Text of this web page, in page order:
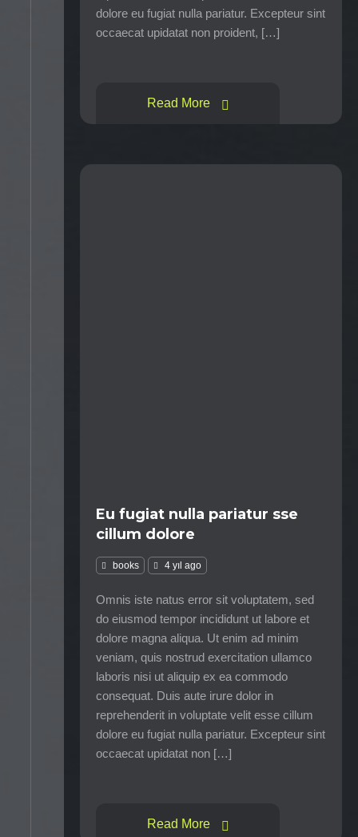
dolore eu fugiat nulla pariatur. Excepteur sint
occaecat upidatat non proident, […]
Read More
Eu fugiat nulla pariatur sse
cillum dolore
books 4 yıl ago
Omnis iste natus error sit voluptatem, sed
do eiusmod tempor incididunt ut labore et
dolore magna aliqua. Ut enim ad minim
veniam, quis nostrud exercitation ullamco
laboris nisi ut aliquip ex ea commodo
consequat. Duis aute irure dolor in
reprehenderit in voluptate velit esse cillum
dolore eu fugiat nulla pariatur. Excepteur sint
occaecat upidatat non […]
Read More